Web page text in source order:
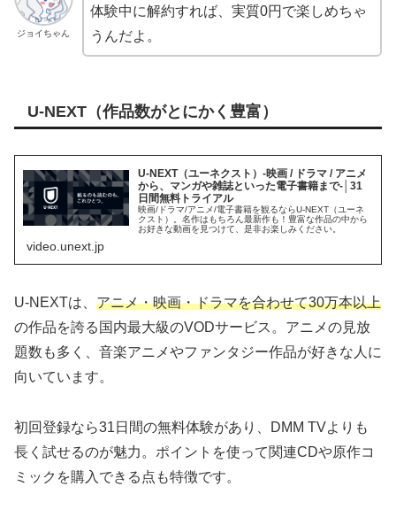
ジョイちゃん
体験中に解約すれば、実質0円で楽しめちゃ
うんだよ。
U-NEXT（作品数がとにかく豊富）
U-NEXT（ユーネクスト）-映画 / ドラマ / アニメ
から、マンガや雑誌といった電子書籍まで-│31
日間無料トライアル
映画/ドラマ/アニメ/電子書籍を観るならU-NEXT（ユーネ
クスト）。名作はもちろん最新作も！豊富な作品の中から
お好きな動画を見つけて、是非お楽しみください。
video.unext.jp
U-NEXTは、 アニメ・映画・ドラマを合わせて30万本以上
の作品を誇る国内最大級のVODサービス。アニメの見放
題数も多く、音楽アニメやファンタジー作品が好きな人に
向いています。
初回登録なら31日間の無料体験があり、DMM TVよりも
長く試せるのが魅力。ポイントを使って関連CDや原作コ
ミックを購入できる点も特徴です。